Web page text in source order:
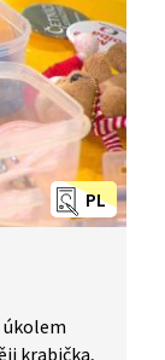
mobilní
PL
úkolem
krabička,